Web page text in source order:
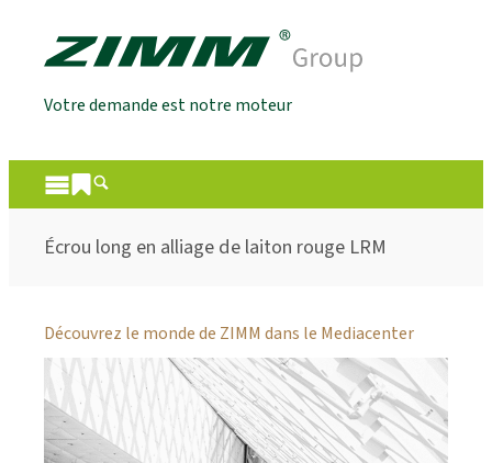
Votre demande est notre moteur
Écrou long en alliage de laiton rouge LRM
Découvrez le monde de ZIMM dans le Mediacenter